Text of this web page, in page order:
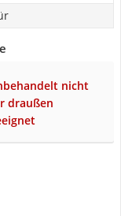
nicht
draußen